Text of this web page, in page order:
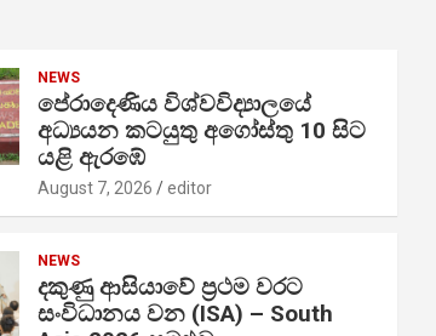
NEWS
පේරාදෙණිය විශ්වවිද්‍යාලයේ
අධ්‍යයන කටයුතු අගෝස්තු 10 සිට
යළි ඇරඹේ
August 7, 2026 editor
NEWS
දකුණු ආසියාවේ ප්‍රථම වරට
සංවිධානය වන (ISA) – South